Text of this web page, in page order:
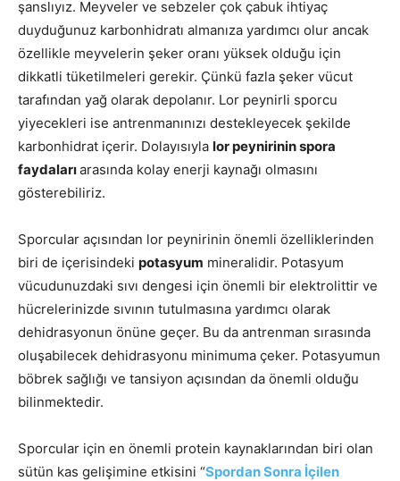
şanslıyız. Meyveler ve sebzeler çok çabuk ihtiyaç
duyduğunuz karbonhidratı almanıza yardımcı olur ancak
özellikle meyvelerin şeker oranı yüksek olduğu için
dikkatli tüketilmeleri gerekir. Çünkü fazla şeker vücut
tarafından yağ olarak depolanır. Lor peynirli sporcu
yiyecekleri ise antrenmanınızı destekleyecek şekilde
karbonhidrat içerir. Dolayısıyla lor peynirinin spora
faydalarıarasında kolay enerji kaynağı olmasını
gösterebiliriz.
Sporcular açısından lor peynirinin önemli özelliklerinden
biri de içerisindeki potasyum mineralidir. Potasyum
vücudunuzdaki sıvı dengesi için önemli bir elektrolittir ve
hücrelerinizde sıvının tutulmasına yardımcı olarak
dehidrasyonun önüne geçer. Bu da antrenman sırasında
oluşabilecek dehidrasyonu minimuma çeker. Potasyumun
böbrek sağlığı ve tansiyon açısından da önemli olduğu
bilinmektedir.
Sporcular için en önemli protein kaynaklarından biri olan
sütün kas gelişimine etkisini “Spordan Sonra İçilen